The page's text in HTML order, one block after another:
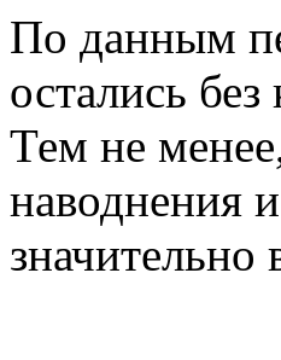
По данным
остались
Тем не
наводнения
значительно